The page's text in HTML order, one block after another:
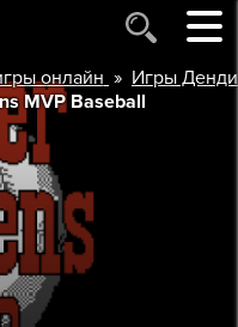
онлайн » Игры Денди
MVP Baseball